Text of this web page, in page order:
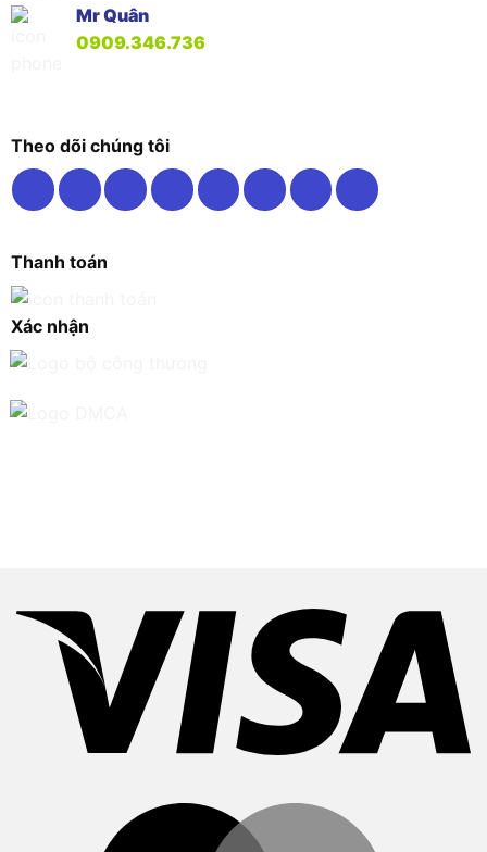
Mr Quân
0909.346.736
Theo dõi chúng tôi
Thanh toán
Xác nhận